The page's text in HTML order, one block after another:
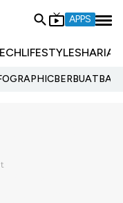
APPS
LIFESTYLESHARIA